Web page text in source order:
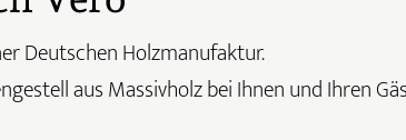
Deutschen Holzmanufaktur.
aus Massivholz bei Ihnen und Ihren